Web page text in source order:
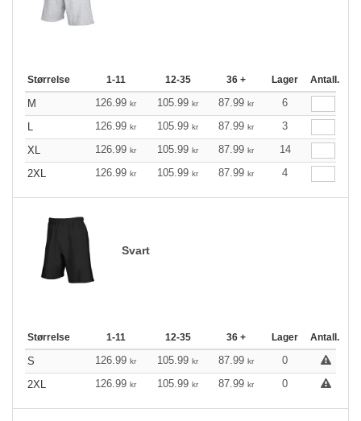
Størrelse 1-11 12-35 36 + Lager Antall.
M 126.99 kr 105.99 kr 87.99 kr
6
L
126.99 kr 105.99 kr 87.99 kr
3
XL
126.99 kr 105.99 kr 87.99 kr
14
2XL
126.99 kr 105.99 kr 87.99 kr 4
Svart
Størrelse 1-11 12-35 36 + Lager Antall.
S 126.99 kr 105.99 kr 87.99 kr
0
2XL
126.99 kr 105.99 kr 87.99 kr 0